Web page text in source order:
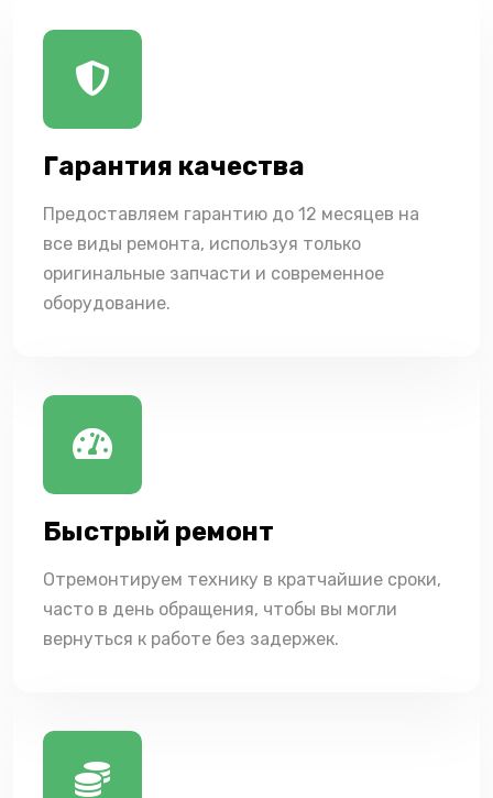
Гарантия качества
Предоставляем гарантию до 12 месяцев на
все виды ремонта, используя только
оригинальные запчасти и современное
оборудование.
Быстрый ремонт
Отремонтируем технику в кратчайшие сроки,
часто в день обращения, чтобы вы могли
вернуться к работе без задержек.